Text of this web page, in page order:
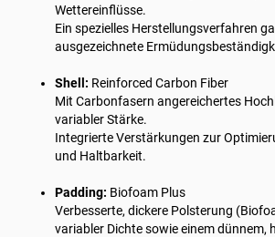
Wettereinflüsse.
Ein spezielles Herstellungsverfahren
ausgezeichnete
Shell: Reinforced Carbon Fiber
Mit Carbonfasern angereichertes
variabler Stärke.
Integrierte Verstärkungen zur
und Haltbarkeit.
Padding: Biofoam Plus
Verbesserte, dickere Polsterung
variabler Dichte sowie einem dünnem,